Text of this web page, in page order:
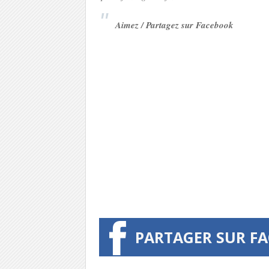
Aimez / Partagez sur Facebook
PARTAGER SUR